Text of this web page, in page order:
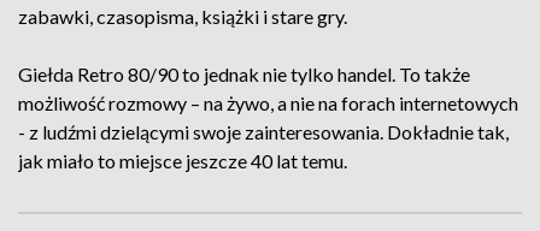
zabawki, czasopisma, książki i stare gry.
Giełda Retro 80/90 to jednak nie tylko handel. To także
możliwość rozmowy – na żywo, a nie na forach internetowych
- z ludźmi dzielącymi swoje zainteresowania. Dokładnie tak,
jak miało to miejsce jeszcze 40 lat temu.